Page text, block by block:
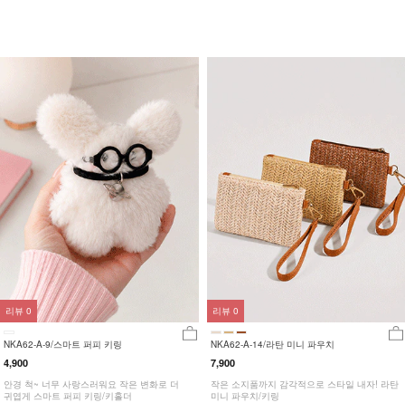
NKA62-A-9/스마트 퍼피 키링
4,900
안경 척~ 너무 사랑스러워요 작은 변화로 더
귀엽게 스마트 퍼피 키링/키홀더
리뷰 0
NKA62-A-14/라탄 미니 파우치
7,900
작은 소지품까지 감각적으로 스타일 내자! 라탄
미니 파우치/키링
리뷰 0